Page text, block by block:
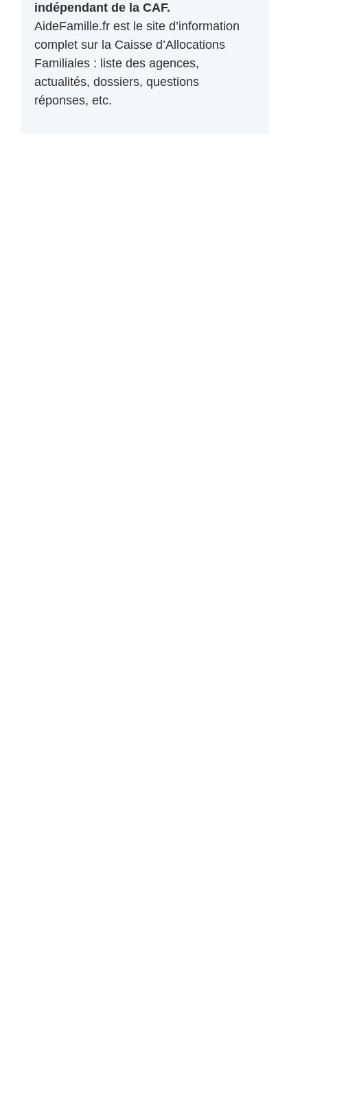
indépendant de la CAF.
AideFamille.fr est le site d’information
complet sur la Caisse d’Allocations
Familiales : liste des agences,
actualités, dossiers, questions
réponses, etc.